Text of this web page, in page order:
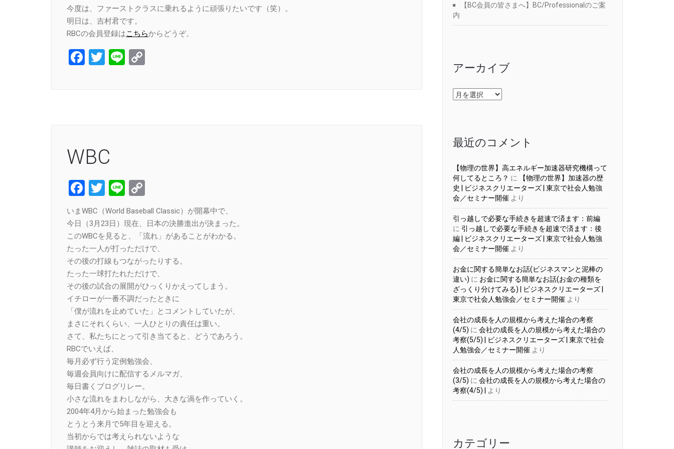
今度は、ファーストクラスに乗れるように頑張りたいです（笑）。
明日は、吉村君です。
RBCの会員登録はこちらからどうぞ。
Facebook
Twitter
Line
WBC
Facebook
Twitter
Line
Link
いまWBC（World Baseball Classic）が開幕中で、
今日（3月23日）現在、日本の決勝進出が決まった。
このWBCを見ると、「流れ」があることがわかる。
たった一人が打っただけで、
その後の打線もつながったりする。
たった一球打たれただけで、
その後の試合の展開がひっくりかえってしまう。
イチローが一番不調だったときに
「僕が流れを止めていた」とコメントしていたが、
まさにそれくらい、一人ひとりの責任は重い。
さて、私たちにとって引き当てると、どうであろう。
RBCでいえば、
毎月必ず行う定例勉強会、
毎週会員向けに配信するメルマガ、
毎日書くブログリレー。
小さな流れをまわしながら、大きな渦を作っていく。
2004年4月から始まった勉強会も
とうとう来月で5年目を迎える。
当初からでは考えられないような
【BC会員の皆さまへ】BC/Professionalのご案
内
アーカイブ
ア
ー
最近のコメント
【物理の世界】高エネルギー加速器研究機構って
何してるところ？ に
【物理の世界】加速器の歴
史 | ビジネスクリエーターズ | 東京で社会人勉強
会／セミナー開催 より
引っ越しで必要な手続きを超速で済ます：前編
に 引っ越しで必要な手続きを超速で済ます：後
編 | ビジネスクリエーターズ | 東京で社会人勉強
会／セミナー開催 より
お金に関する簡単なお話(ビジネスマンと泥棒の
違い) に お金に関する簡単なお話(お金の種類を
ざっくり分けてみる) | ビジネスクリエーターズ |
東京で社会人勉強会／セミナー開催 より
会社の成長を人の規模から考えた場合の考察
(4/5) に 会社の成長を人の規模から考えた場合の
考察(5/5) | ビジネスクリエーターズ | 東京で社会
人勉強会／セミナー開催 より
会社の成長を人の規模から考えた場合の考察
(3/5) に 会社の成長を人の規模から考えた場合の
考察(4/5) |
より
カテゴリー